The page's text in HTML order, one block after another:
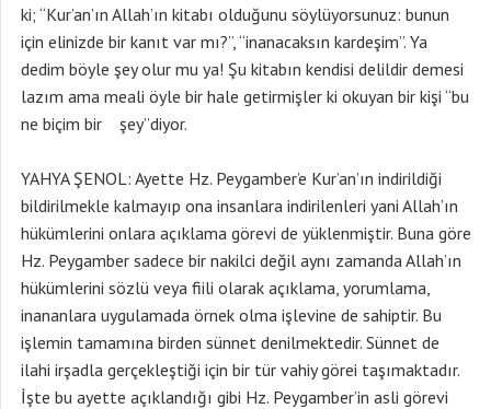
ki; “Kur’an’ın Allah’ın kitabı olduğunu söylüyorsunuz: bunun
için elinizde bir kanıt var mı?”, “inanacaksın kardeşim”. Ya
dedim böyle şey olur mu ya! Şu kitabın kendisi delildir demesi
lazım ama meali öyle bir hale getirmişler ki okuyan bir kişi “bu
ne biçim bir şey”diyor.
YAHYA ŞENOL: Ayette Hz. Peygamber’e Kur’an’ın indirildiği
bildirilmekle kalmayıp ona insanlara indirilenleri yani Allah’ın
hükümlerini onlara açıklama görevi de yüklenmiştir. Buna göre
Hz. Peygamber sadece bir nakilci değil aynı zamanda Allah’ın
hükümlerini sözlü veya fiili olarak açıklama, yorumlama,
inananlara uygulamada örnek olma işlevine de sahiptir. Bu
işlemin tamamına birden sünnet denilmektedir. Sünnet de
ilahi irşadla gerçekleştiği için bir tür vahiy görei taşımaktadır.
İşte bu ayette açıklandığı gibi Hz. Peygamber’in asli görevi